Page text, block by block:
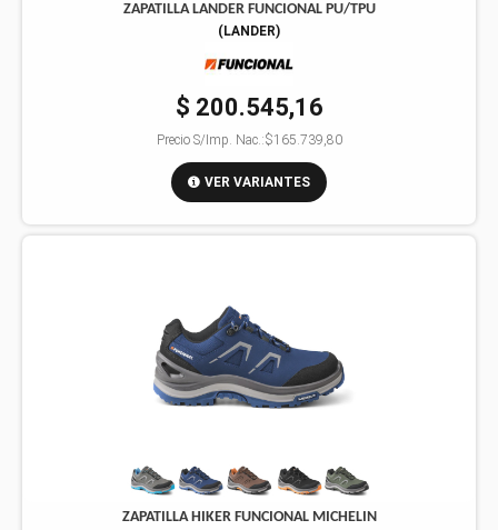
ZAPATILLA LANDER FUNCIONAL PU/TPU
( LANDER)
$ 200.545,16
Precio S/Imp. Nac.:$165.739,80
VER VARIANTES
ZAPATILLA HIKER FUNCIONAL MICHELIN